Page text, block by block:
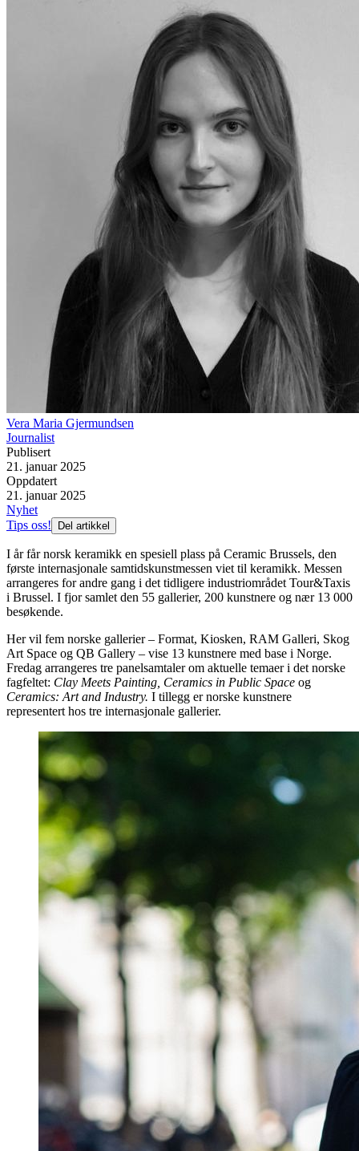
Vera Maria Gjermundsen
Journalist
Publisert
21. januar 2025
Oppdatert
21. januar 2025
Nyhet
Tips oss!
Del artikkel
I år får norsk keramikk en spesiell plass på Ceramic Brussels, den
første internasjonale samtidskunstmessen viet til keramikk. Messen
arrangeres for andre gang i det tidligere industriområdet Tour&Taxis
i Brussel. I fjor samlet den 55 gallerier, 200 kunstnere og nær 13 000
besøkende.
Her vil fem norske gallerier – Format, Kiosken, RAM Galleri, Skog
Art Space og QB Gallery – vise 13 kunstnere med base i Norge.
Fredag arrangeres tre panelsamtaler om aktuelle temaer i det norske
fagfeltet: Clay Meets Painting, Ceramics in Public Space og
Ceramics: Art and Industry. I tillegg er norske kunstnere
representert hos tre internasjonale gallerier.